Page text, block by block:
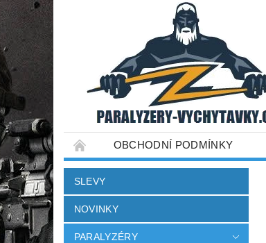
OBCHODNÍ PODMÍNKY
SLEVY
NOVINKY
PARALYZÉRY